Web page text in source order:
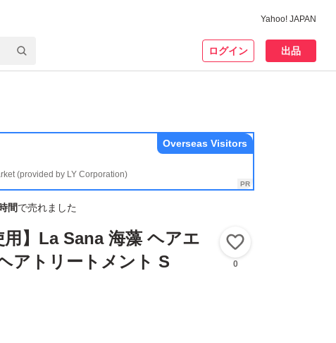
Yahoo! JAPAN
ログイン 出品
(provided by LY Corporation)
Overseas Visitors
間で売れました
用】La Sana 海藻 ヘアエ
アトリートメント S
0